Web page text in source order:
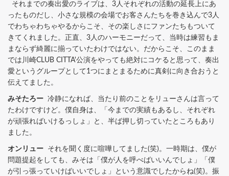
それまでの奏出愛のライブは、3人それぞれの活動の延長上にあ
ったものだし、小さな規模の会場でお客さんたちを巻き込んで3人
でわちゃわちゃやるからこそ、その楽しさにファンたちもついて
きてくれました。正直、3人のハーモニーだって、当時は練習もま
まならず綺麗に揃っていたわけではない。だからこそ、このまま
では川崎CLUB CITTA'公演をやっても絶対にコケると思って、奏出
愛というグループとして1つにまとまるために真剣に向き合おうと
伝えてました。
みそたろー 冷静になれば、当たり前のことをリューさんは言って
たわけですけど。僕自身は、「今までの実績もあるし、それぞれ
が頑張ればいけるっしょ」と、半ば押し切っていたところもあり
ました。
オンリュー それを聞く度に喧嘩してました(笑)。一時期は、僕が
問題提起をしても、みそは「僕が人を呼べばいいんでしょ」「僕
が引っ張っていけばいいでしょ」という意識でしたからね(笑)。振